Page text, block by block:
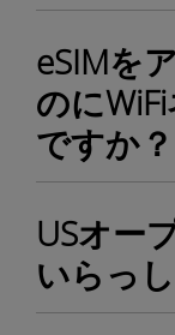
eSIMを
のに
ですか？
USオー
いらっ